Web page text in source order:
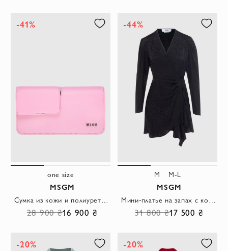
-41%
one size
MSGM
Сумка из кожи и полиуретана женская розовая
28 900 ₴16 900 ₴
-44%
M M-L
MSGM
Мини-платье на запах с косым подолом и акцентом на талию
31 800 ₴17 500 ₴
-20% -20%